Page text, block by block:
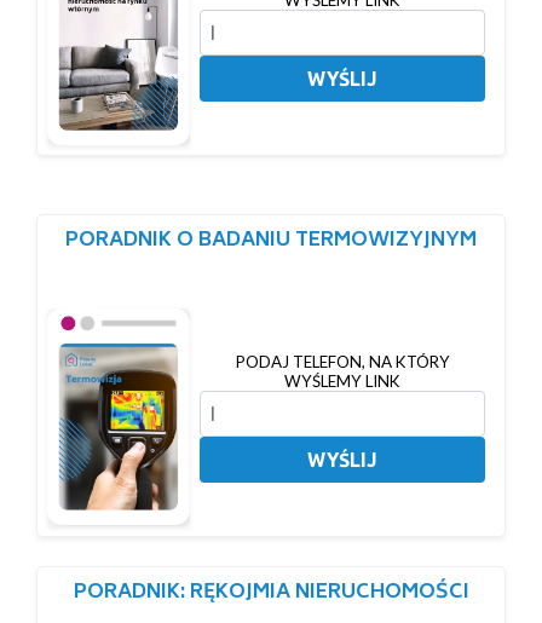
WYŚLIJ
PORADNIK O BADANIU TERMOWIZYJNYM
PODAJ TELEFON, NA KTÓRY
WYŚLEMY LINK
WYŚLIJ
PORADNIK: RĘKOJMIA NIERUCHOMOŚCI